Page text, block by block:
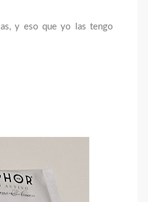
y eso que yo las tengo